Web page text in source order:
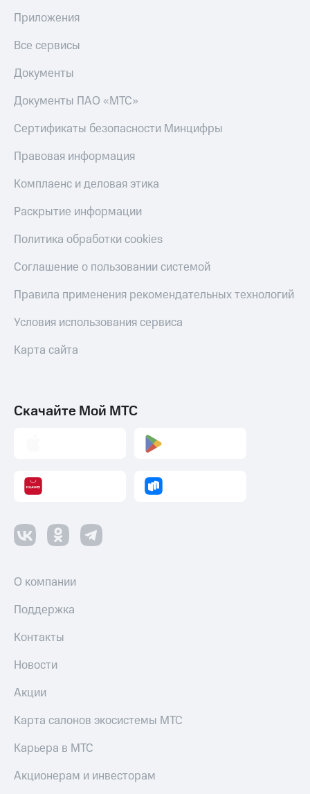
по QR-
за границей
магазин
Наушники
и
колонки
Умные
часы
и
дом
Планшеты
Акции
Все
товары
Приложения
Все сервисы
Документы
Документы ПАО «МТС»
Сертификаты безопасности Минцифры
Правовая информация
Комплаенс и деловая этика
Раскрытие информации
Политика обработки cookies
Соглашение о пользовании системой
Правила применения рекомендательных технологий
Условия использования сервиса
Карта сайта
Скачайте Мой МТС
О компании
Поддержка
Контакты
Новости
Акции
Карта салонов экосистемы МТС
Карьера в МТС
Акционерам и инвесторам